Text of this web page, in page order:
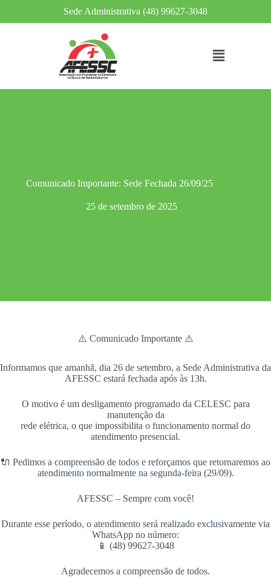
Sede Administrativa (48) 99627-3048
Comunicado Importante: Sede Fechada 26/09/25
25 de setembro de 2025
⚠️ Comunicado Importante ⚠️
Informamos que amanhã, dia 26 de setembro, a Sede Administrativa da
AFESSC estará fechada após às 13h.
O motivo é um desligamento programado da CELESC para
manutenção da
rede elétrica, o que impossibilita o funcionamento normal do
atendimento presencial.
🔌 Pedimos a compreensão de todos e reforçamos que retornaremos ao
atendimento normalmente na segunda-feira (29/09).
AFESSC – Sempre com você!
Durante esse período, o atendimento será realizado exclusivamente via
WhatsApp no número:
📱 (48) 99627-3048
Agradecemos a compreensão de todos.